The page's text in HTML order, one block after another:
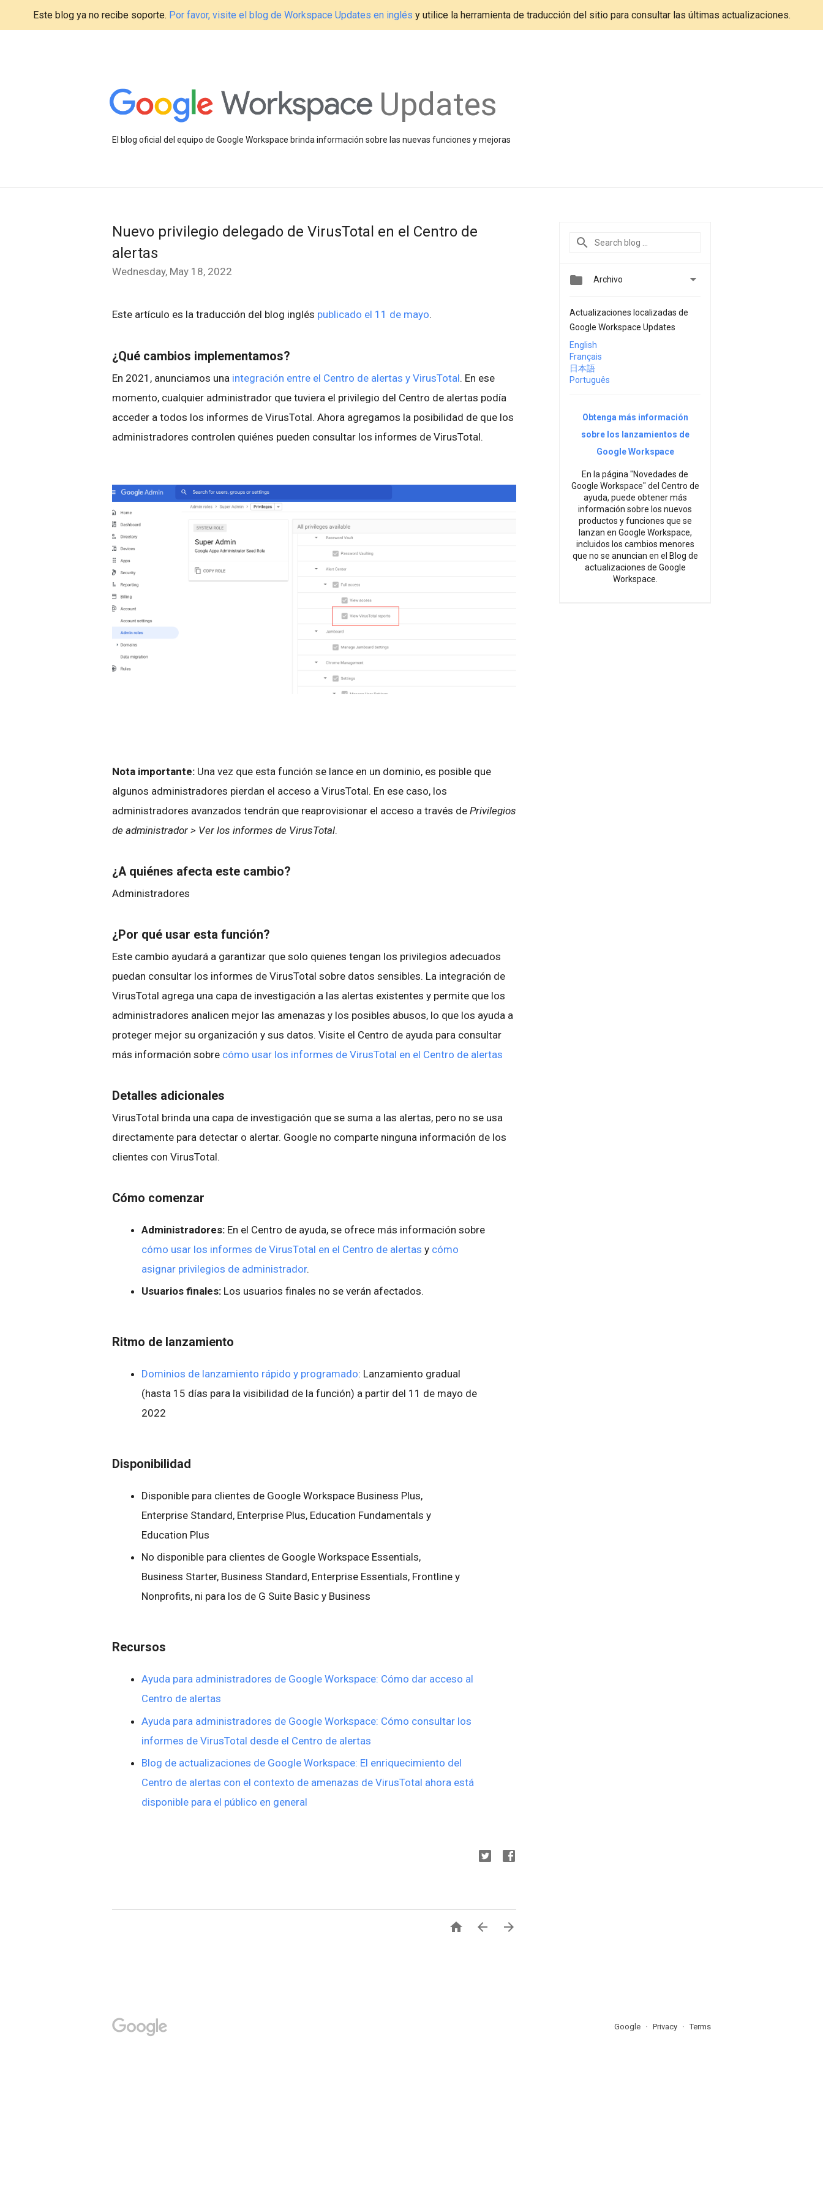
Este blog ya no recibe soporte. Por favor, visite el blog de Workspace Updates en inglés y utilice la herramienta de traducción del sitio para consultar las últimas actualizaciones.
Updates
El blog oficial del equipo de Google Workspace brinda información sobre las nuevas funciones y mejoras
Nuevo privilegio delegado de VirusTotal en el Centro de
alertas
Wednesday, May 18, 2022
Este artículo es la traducción del blog inglés publicado el 11 de mayo.
¿Qué cambios implementamos?
En 2021, anunciamos una integración entre el Centro de alertas y VirusTotal. En ese
momento, cualquier administrador que tuviera el privilegio del Centro de alertas podía
acceder a todos los informes de VirusTotal. Ahora agregamos la posibilidad de que los
administradores controlen quiénes pueden consultar los informes de VirusTotal.
Nota importante: Una vez que esta función se lance en un dominio, es posible que
algunos administradores pierdan el acceso a VirusTotal. En ese caso, los
administradores avanzados tendrán que reaprovisionar el acceso a través de Privilegios
de administrador > Ver los informes de VirusTotal.
¿A quiénes afecta este cambio?
Administradores
¿Por qué usar esta función?
Este cambio ayudará a garantizar que solo quienes tengan los privilegios adecuados
puedan consultar los informes de VirusTotal sobre datos sensibles. La integración de
VirusTotal agrega una capa de investigación a las alertas existentes y permite que los
administradores analicen mejor las amenazas y los posibles abusos, lo que los ayuda a
proteger mejor su organización y sus datos. Visite el Centro de ayuda para consultar
más información sobre cómo usar los informes de VirusTotal en el Centro de alertas
Detalles adicionales
VirusTotal brinda una capa de investigación que se suma a las alertas, pero no se usa
directamente para detectar o alertar. Google no comparte ninguna información de los
clientes con VirusTotal.
Cómo comenzar
Administradores: En el Centro de ayuda, se ofrece más información sobre
cómo usar los informes de VirusTotal en el Centro de alertas y cómo
asignar privilegios de administrador.
Usuarios finales: Los usuarios finales no se verán afectados.
Ritmo de lanzamiento
Dominios de lanzamiento rápido y programado: Lanzamiento gradual
(hasta 15 días para la visibilidad de la función) a partir del 11 de mayo de
2022
Disponibilidad
Disponible para clientes de Google Workspace Business Plus,
Enterprise Standard, Enterprise Plus, Education Fundamentals y
Education Plus
No disponible para clientes de Google Workspace Essentials,
Business Starter, Business Standard, Enterprise Essentials, Frontline y
Nonprofits, ni para los de G Suite Basic y Business
Recursos
Ayuda para administradores de Google Workspace: Cómo dar acceso al
Centro de alertas
Ayuda para administradores de Google Workspace: Cómo consultar los
informes de VirusTotal desde el Centro de alertas
Blog de actualizaciones de Google Workspace: El enriquecimiento del
Centro de alertas con el contexto de amenazas de VirusTotal ahora está
disponible para el público en general
  
 Archivo 
Actualizaciones localizadas de
Google Workspace Updates
English
Français
日本語
Português
Obtenga más información
sobre los lanzamientos de
Google Workspace
En la página "Novedades de
Google Workspace" del Centro de
ayuda, puede obtener más
información sobre los nuevos
productos y funciones que se
lanzan en Google Workspace,
incluidos los cambios menores
que no se anuncian en el Blog de
actualizaciones de Google
Workspace.
Google Privacy Terms